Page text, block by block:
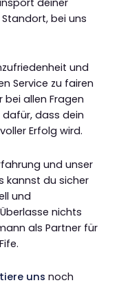
bei uns
und
Service zu fairen
bei allen Fragen
dafür, dass dein
Erfolg wird.
und unser
kannst du sicher
und
nichts
als Partner für
uns noch